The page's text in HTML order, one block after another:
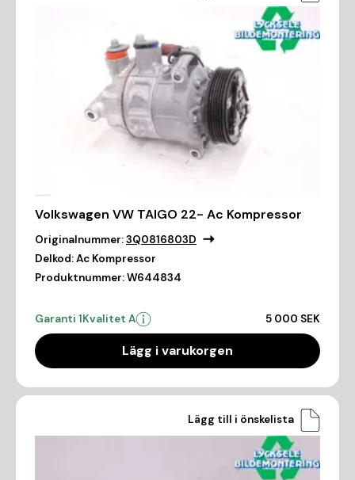
Volkswagen VW TAIGO 22- Ac Kompressor
Originalnummer:3Q0816803D
Delkod:Ac Kompressor
Produktnummer:W644834
Garanti 1Kvalitet A 5 000 SEK
Lägg i varukorgen
Lägg till i önskelista